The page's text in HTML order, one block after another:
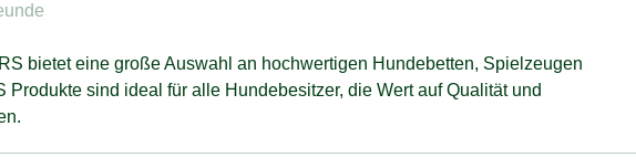
bietet eine große Auswahl an hochwertigen Hundebetten, Spielzeugen
Produkte sind ideal für alle Hundebesitzer, die Wert auf Qualität und